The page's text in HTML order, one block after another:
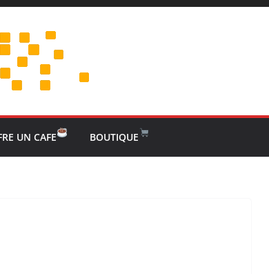
UN CAFE BOUTIQUE